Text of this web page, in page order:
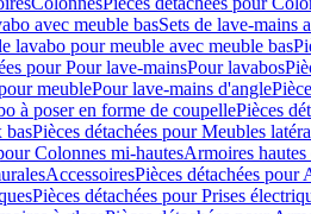
avec meuble basSets de lave-mains
lavabo pour meuble avec meuble bas
pour Pour lave-mainsPour lavabos
meublePour lave-mains d'angle
à poser en forme de coupellePièces
basPièces détachées pour Meubles
Colonnes mi-hautesArmoires hautes
AccessoiresPièces détachées pour
Pièces détachées pour Prises